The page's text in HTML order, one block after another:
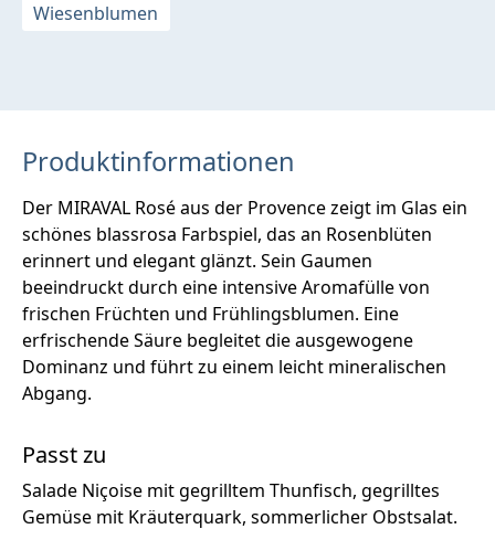
Wiesenblumen
Produktinformationen
Der MIRAVAL Rosé aus der Provence zeigt im Glas ein
schönes blassrosa Farbspiel, das an Rosenblüten
erinnert und elegant glänzt. Sein Gaumen
beeindruckt durch eine intensive Aromafülle von
frischen Früchten und Frühlingsblumen. Eine
erfrischende Säure begleitet die ausgewogene
Dominanz und führt zu einem leicht mineralischen
Abgang.
Passt zu
Salade Niçoise mit gegrilltem Thunfisch, gegrilltes
Gemüse mit Kräuterquark, sommerlicher Obstsalat.